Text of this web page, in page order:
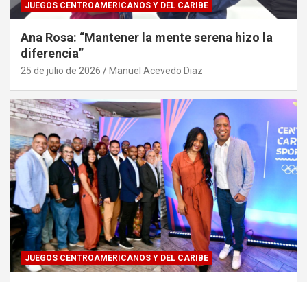
JUEGOS CENTROAMERICANOS Y DEL CARIBE
Ana Rosa: “Mantener la mente serena hizo la
diferencia”
25 de julio de 2026 Manuel Acevedo Diaz
JUEGOS CENTROAMERICANOS Y DEL CARIBE